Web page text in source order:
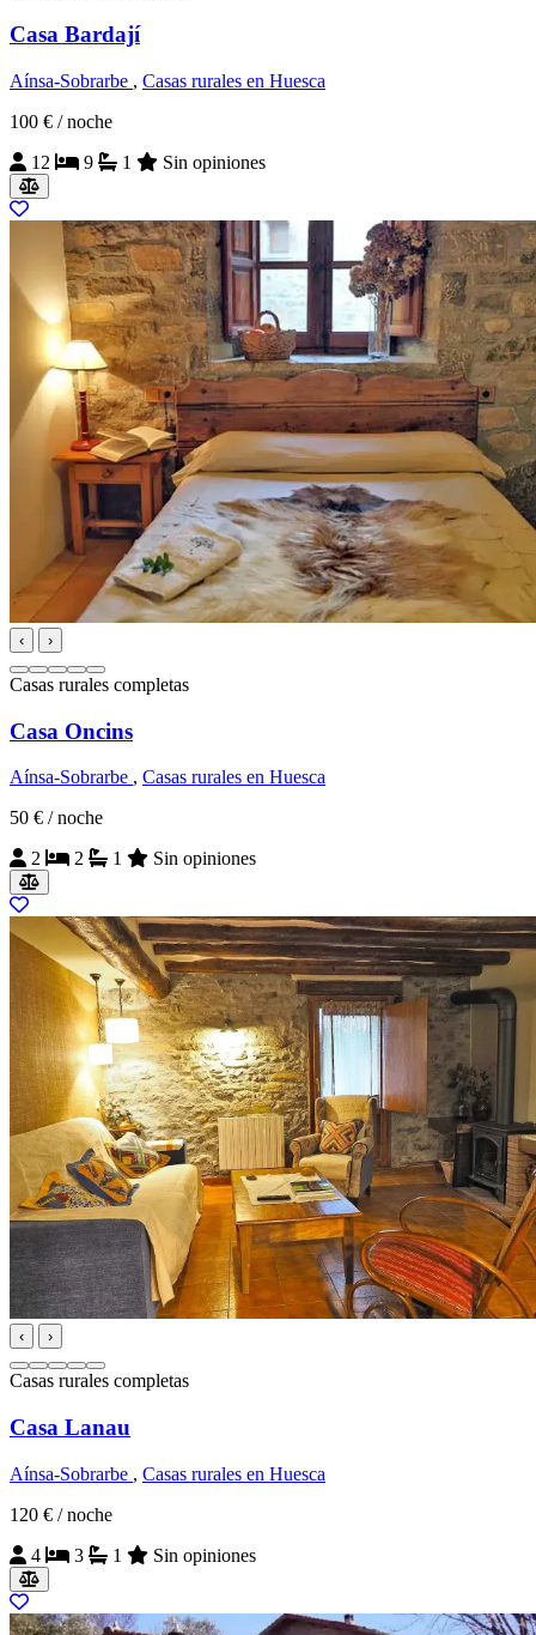
Casa Bardají
Aínsa-Sobrarbe , Casas rurales en Huesca
100 € / noche
12
9 1 Sin opiniones
‹ ›
Casas rurales completas
Casa Oncins
Aínsa-Sobrarbe , Casas rurales en Huesca
50 € / noche
2
2 1 Sin opiniones
‹ ›
Casas rurales completas
Casa Lanau
Aínsa-Sobrarbe , Casas rurales en Huesca
120 € / noche
4
3 1 Sin opiniones